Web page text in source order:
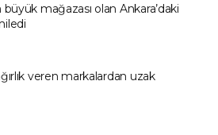
büyük mağazası olan Ankara’daki
veren markalardan uzak